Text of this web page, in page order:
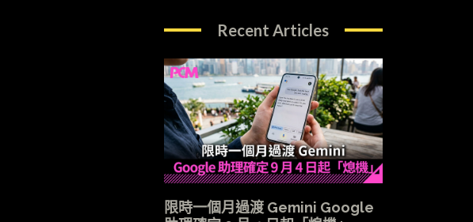
Recent Articles
限時一個月過渡 Gemini Google